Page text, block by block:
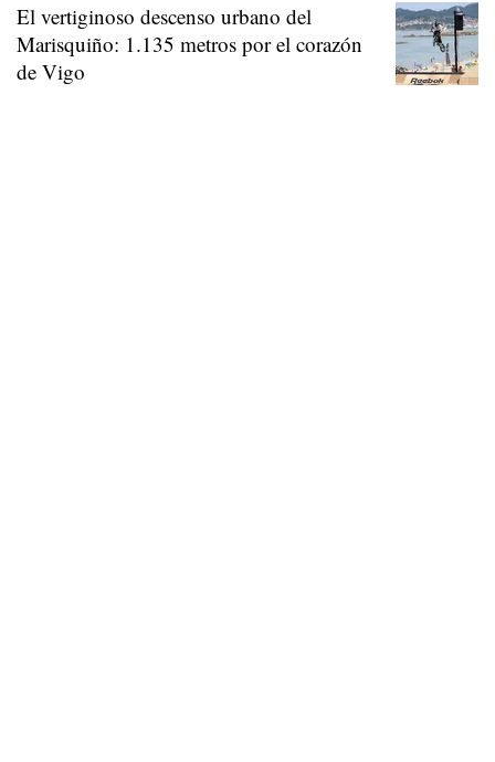
El vertiginoso descenso urbano del
Marisquiño: 1.135 metros por el corazón
de Vigo